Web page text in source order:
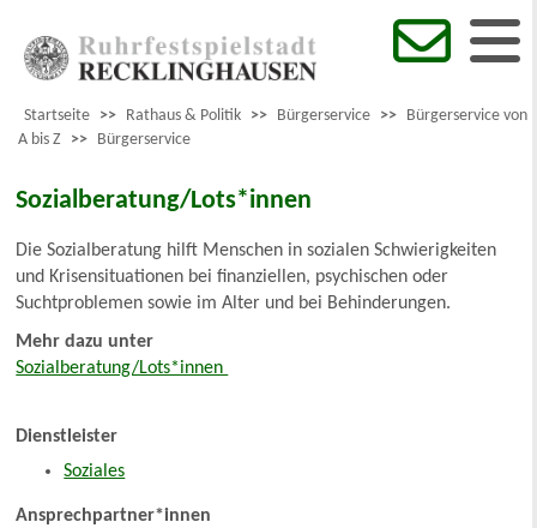
Startseite >> Rathaus & Politik >> Bürgerservice >> Bürgerservice von
A bis Z >> Bürgerservice
Sozialberatung/Lots*innen
Die Sozialberatung hilft Menschen in sozialen Schwierigkeiten
und Krisensituationen bei finanziellen, psychischen oder
Suchtproblemen sowie im Alter und bei Behinderungen.
Mehr dazu unter
Sozialberatung/Lots*innen
Dienstleister
Soziales
Ansprechpartner*innen